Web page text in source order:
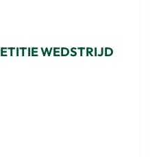
WEDSTRIJD